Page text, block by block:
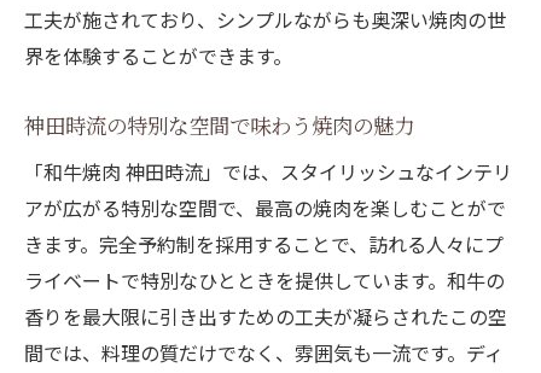
工夫が施されており、シンプルながらも奥深い焼肉の世
界を体験することができます。
神田時流の特別な空間で味わう焼肉の魅力
「和牛焼肉 神田時流」では、スタイリッシュなインテリ
アが広がる特別な空間で、最高の焼肉を楽しむことがで
きます。完全予約制を採用することで、訪れる人々にプ
ライベートで特別なひとときを提供しています。和牛の
香りを最大限に引き出すための工夫が凝らされたこの空
間では、料理の質だけでなく、雰囲気も一流です。ディ